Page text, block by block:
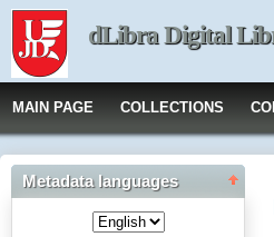
dLibra Digital
MAIN PAGE COLLECTIONS
Metadata languages